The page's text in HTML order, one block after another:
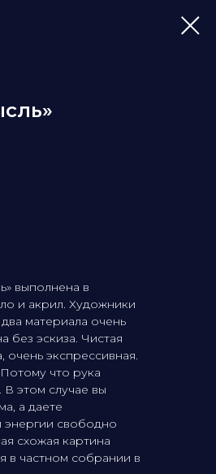
выполнена в
и акрил. Художники
материала очень
без эскиза. Чистая
очень экспрессивная.
что рука
этом случае вы
а даете
энергии свободно
схожая картина
в частном собрании в